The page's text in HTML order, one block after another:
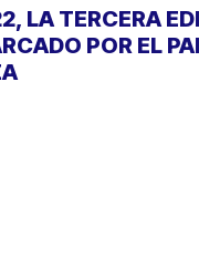
LA TERCERA
POR EL